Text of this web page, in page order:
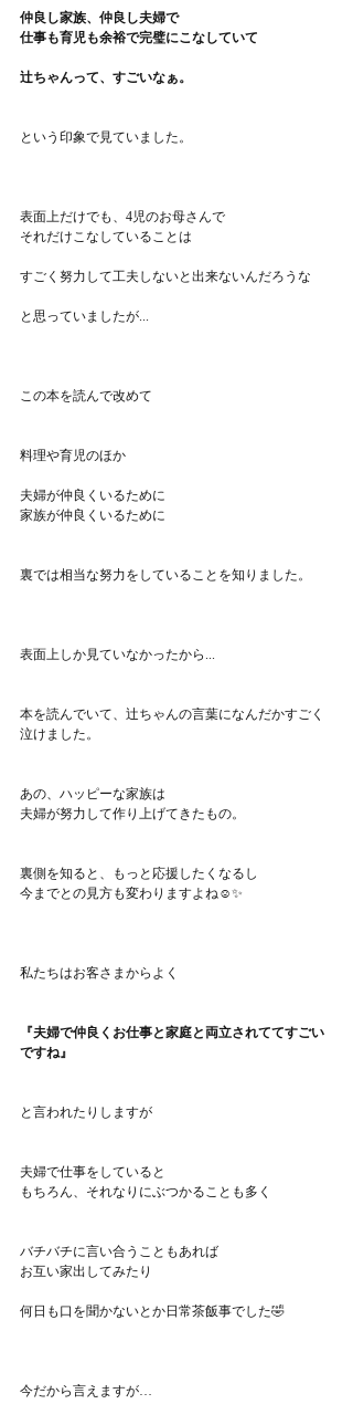
仲良し家族、仲良し夫婦で
仕事も育児も余裕で完璧にこなしていて
辻ちゃんって、すごいなぁ。
という印象で見ていました。
表面上だけでも、4児のお母さんで
それだけこなしていることは
すごく努力して工夫しないと出来ないんだろうな
と思っていましたが...
この本を読んで改めて
料理や育児のほか
夫婦が仲良くいるために
家族が仲良くいるために
裏では相当な努力をしていることを知りました。
表面上しか見ていなかったから...
本を読んでいて、辻ちゃんの言葉になんだかすごく
泣けました。
あの、ハッピーな家族は
夫婦が努力して作り上げてきたもの。
裏側を知ると、もっと応援したくなるし
今までとの見方も変わりますよね☺️✨
私たちはお客さまからよく
『夫婦で仲良くお仕事と家庭と両立されててすごい
ですね』
と言われたりしますが
夫婦で仕事をしていると
もちろん、それなりにぶつかることも多く
バチバチに言い合うこともあれば
お互い家出してみたり
何日も口を聞かないとか日常茶飯事でした🤣
今だから言えますが…